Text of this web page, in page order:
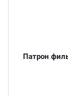
Патрон